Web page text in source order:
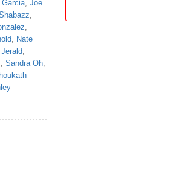
, Joe
,
,
, Nate
,
, Sandra Oh,